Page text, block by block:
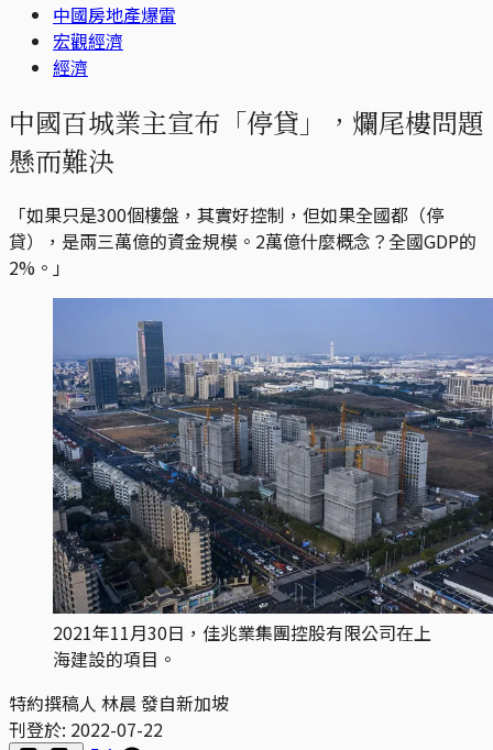
中國房地產爆雷
宏觀經濟
經濟
中國百城業主宣布「停貸」，爛尾樓問題
懸而難決
「如果只是300個樓盤，其實好控制，但如果全國都（停
貸），是兩三萬億的資金規模。2萬億什麼概念？全國GDP的
2%。」
2021年11月30日，佳兆業集團控股有限公司在上
海建設的項目。
特約撰稿人 林晨 發自新加坡
刊登於: 2022-07-22